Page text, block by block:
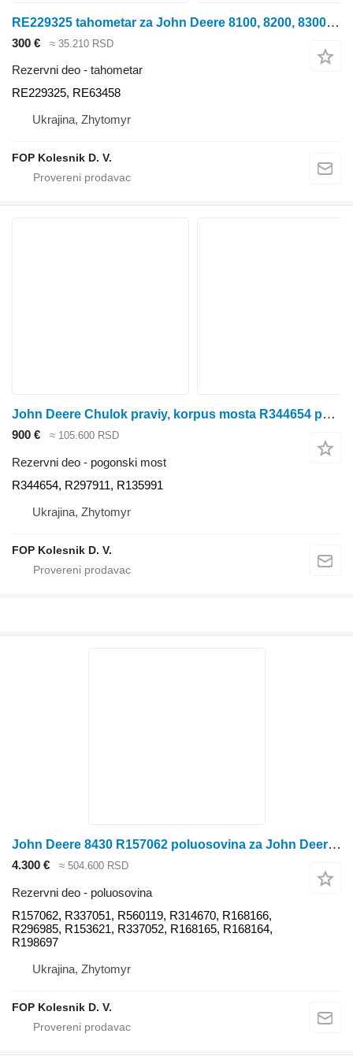
RE229325 tahometar za John Deere 8100, 8200, 8300, 8400, 8110, 8210, 8310, 8410, 8120, 8220, 8320, 8420, 8520, traktora točkaša
300 € ≈ 35.210 RSD
Rezervni deo - tahometar
RE229325, RE63458
Ukrajina, Zhytomyr
FOP Kolesnik D. V.
John Deere Chulok praviy, korpus mosta R344654 pogonski most za John Deere 8100, 8200, 8300, 8400, 8110, 8210, 8310, 8410, 8120, 8220, 8320, 8420, 8520, 8130, 8230, 8330, 8430 traktora točkaša
900 € ≈ 105.600 RSD
Rezervni deo - pogonski most
R344654, R297911, R135991
Ukrajina, Zhytomyr
FOP Kolesnik D. V.
John Deere 8430 R157062 poluosovina za John Deere 7210R, 7230R, 7270R, 7280R, 7310R, 8120, 8220, 8320, 8420, 8520, 8130, 8225R, 8330, 8430, traktora točkaša
4.300 € ≈ 504.600 RSD
Rezervni deo - poluosovina
R157062, R337051, R560119, R314670, R168166,
R296985, R153621, R337052, R168165, R168164,
R198697
Ukrajina, Zhytomyr
FOP Kolesnik D. V.